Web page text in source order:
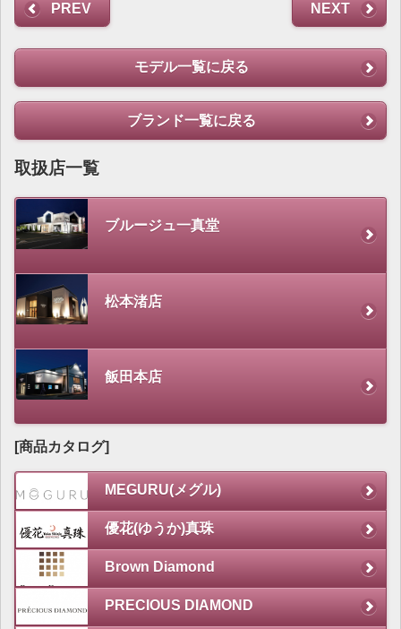
PREV NEXT
モデル一覧に戻る
ブランド一覧に戻る
取扱店一覧
ブルージュ一真堂
松本渚店
飯田本店
[商品カタログ]
MEGURU(メグル)
優花(ゆうか)真珠
Brown Diamond
PRECIOUS DIAMOND